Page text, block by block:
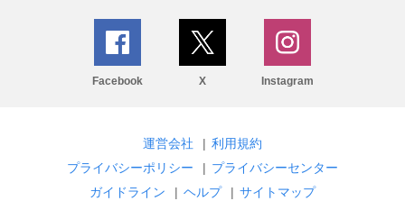
Facebook X Instagram
運営会社 | 利用規約
プライバシーポリシー
| プライバシーセンター
ガイドライン
| ヘルプ | サイトマップ